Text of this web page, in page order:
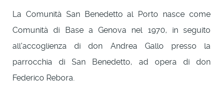
La Comunità San Benedetto al Porto nasce come
Comunità di Base a Genova nel 1970, in seguito
all'accoglienza di don Andrea Gallo presso la
parrocchia di San Benedetto, ad opera di don
Federico Rebora.